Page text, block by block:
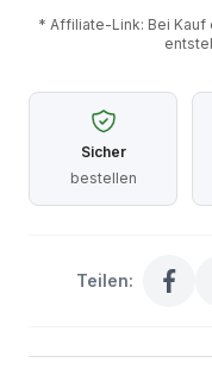
* Affiliate-Link: Bei Kauf
Sicher
bestellen
Teilen: